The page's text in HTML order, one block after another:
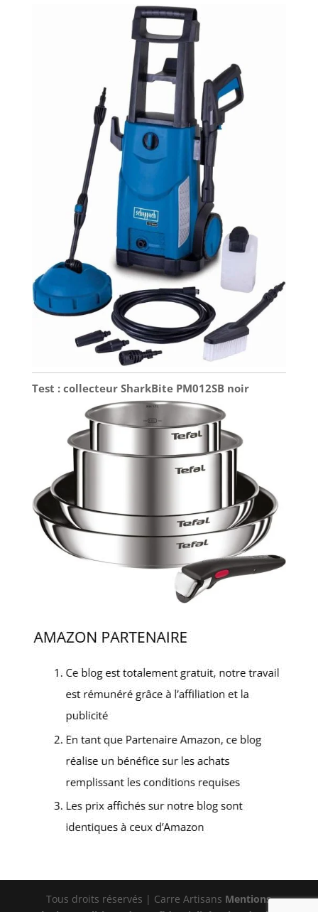
Test : collecteur SharkBite PM012SB noir
Tous droits réservés | Carre Artisans Mentions